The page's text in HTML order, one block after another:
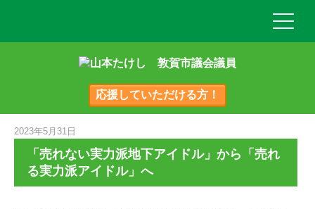
応援していただける方！
2023年5月31日
「売れない実力派地下アイドル」から「売れ
る実力派アイドル」へ